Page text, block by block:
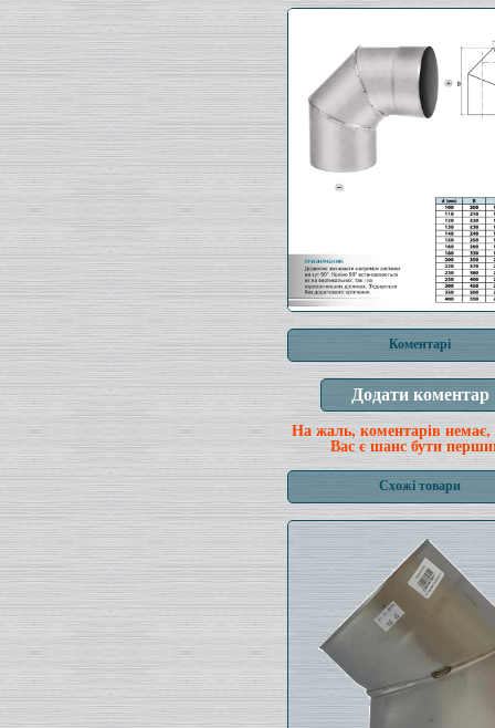
Коментарі
На жаль, коментарів немає,
Вас є шанс бути
Схожі товари